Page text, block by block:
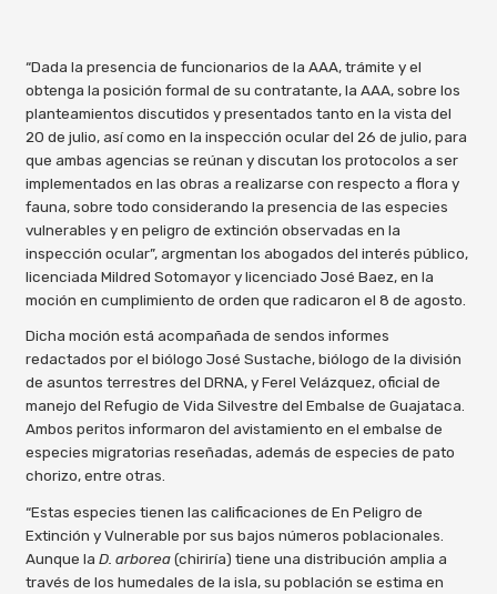
“Dada la presencia de funcionarios de la AAA, trámite y el
obtenga la posición formal de su contratante, la AAA, sobre los
planteamientos discutidos y presentados tanto en la vista del
20 de julio, así como en la inspección ocular del 26 de julio, para
que ambas agencias se reúnan y discutan los protocolos a ser
implementados en las obras a realizarse con respecto a flora y
fauna, sobre todo considerando la presencia de las especies
vulnerables y en peligro de extinción observadas en la
inspección ocular”, argmentan los abogados del interés público,
licenciada Mildred Sotomayor y licenciado José Baez, en la
moción en cumplimiento de orden que radicaron el 8 de agosto.
Dicha moción está acompañada de sendos informes
redactados por el biólogo José Sustache, biólogo de la división
de asuntos terrestres del DRNA, y Ferel Velázquez, oficial de
manejo del Refugio de Vida Silvestre del Embalse de Guajataca.
Ambos peritos informaron del avistamiento en el embalse de
especies migratorias reseñadas, además de especies de pato
chorizo, entre otras.
“Estas especies tienen las calificaciones de En Peligro de
Extinción y Vulnerable por sus bajos números poblacionales.
Aunque la D. arborea(chiriría) tiene una distribución amplia a
través de los humedales de la isla, su población se estima en